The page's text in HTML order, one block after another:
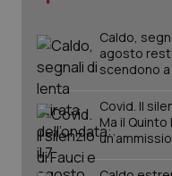
Caldo,
agosto
scendono a
Covid. Il
Ma il